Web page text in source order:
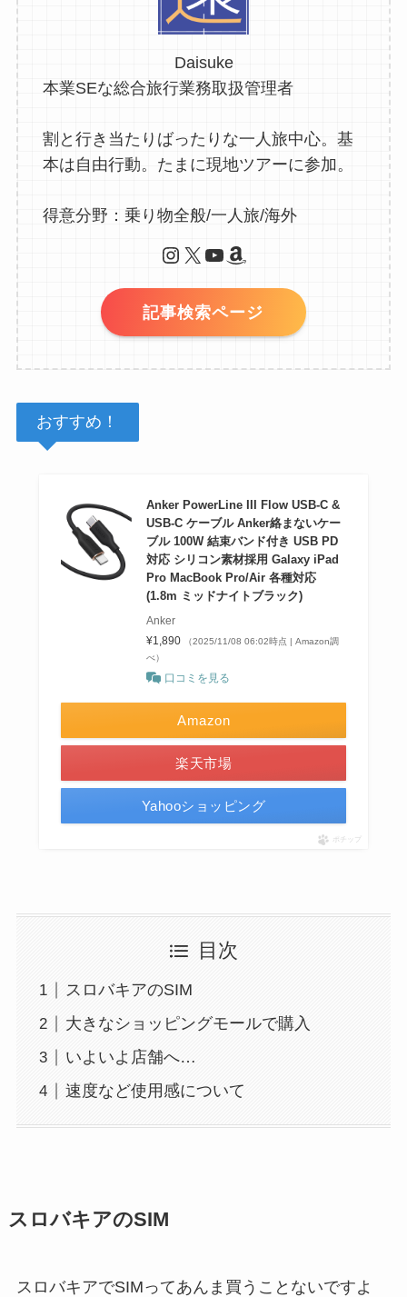
Daisuke
本業SEな総合旅行業務取扱管理者
割と行き当たりばったりな一人旅中心。基
本は自由行動。たまに現地ツアーに参加。
得意分野：乗り物全般/一人旅/海外
Instagram X YouTube Amazon
記事検索ページ
おすすめ！
Anker PowerLine III Flow USB-C &
USB-C ケーブル Anker絡まないケー
ブル 100W 結束バンド付き USB PD
対応 シリコン素材採用 Galaxy iPad
Pro MacBook Pro/Air 各種対応
(1.8m ミッドナイトブラック)
Anker
¥1,890
（2025/11/08 06:02時点 | Amazon調
べ）
口コミを見る
Amazon
楽天市場
Yahooショッピング
ポチップ
目次
スロバキアのSIM
大きなショッピングモールで購入
いよいよ店舗へ…
速度など使用感について
スロバキアのSIM
スロバキアでSIMってあんま買うことないですよ